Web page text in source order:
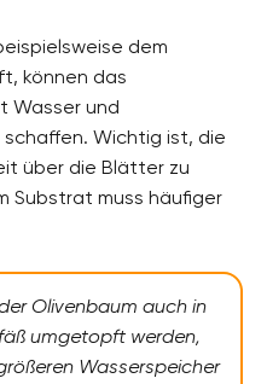
dem
können das
Wasser und
Wichtig ist, die
über die Blätter zu
Substrat muss häufiger
Olivenbaum auch in
umgetopft werden,
Wasserspeicher